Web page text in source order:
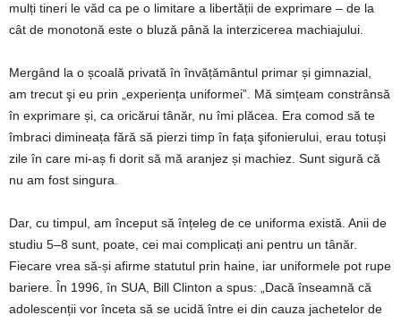
mulți tineri le văd ca pe o limitare a libertății de exprimare – de la
cât de monotonă este o bluză până la interzicerea machiajului.
Mergând la o școală privată în învățământul primar și gimnazial,
am trecut şi eu prin „experiența uniformei”. Mă simțeam constrânsă
în exprimare și, ca oricărui tânăr, nu îmi plăcea. Era comod să te
îmbraci dimineața fără să pierzi timp în fața şifonierului, erau totuși
zile în care mi-aș fi dorit să mă aranjez și machiez. Sunt sigură că
nu am fost singura.
Dar, cu timpul, am început să înțeleg de ce uniforma există. Anii de
studiu 5–8 sunt, poate, cei mai complicați ani pentru un tânăr.
Fiecare vrea să-și afirme statutul prin haine, iar uniformele pot rupe
bariere. În 1996, în SUA, Bill Clinton a spus: „Dacă înseamnă că
adolescenții vor înceta să se ucidă între ei din cauza jachetelor de